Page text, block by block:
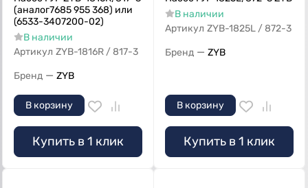
(аналог7685 955 368) или
(6533-3407200-02)
В наличии
Артикул ZYB-1816R / 817-3
Бренд — ZYB
В корзину
Купить в 1 клик
В наличии
Артикул ZYB-1825L / 872-3
Бренд — ZYB
В корзину
Купить в 1 клик